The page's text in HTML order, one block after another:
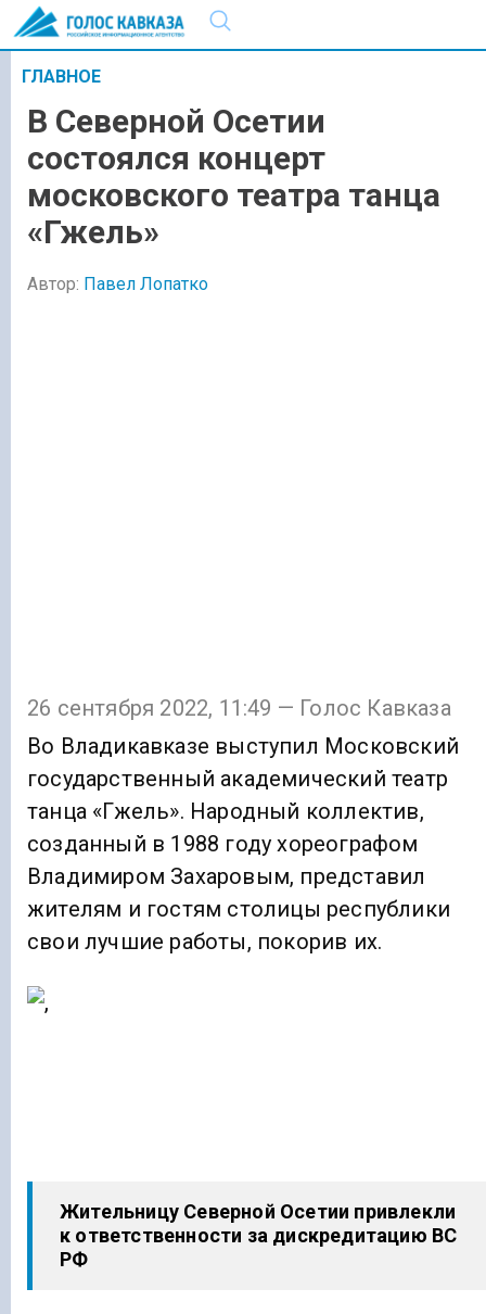
ГЛАВНОЕ
В Северной Осетии
состоялся концерт
московского театра танца
«Гжель»
Автор: Павел Лопатко
26 сентября 2022, 11:49 — Голос Кавказа
Во Владикавказе выступил Московский
государственный академический театр
танца «Гжель». Народный коллектив,
созданный в 1988 году хореографом
Владимиром Захаровым, представил
жителям и гостям столицы республики
свои лучшие работы, покорив их.
Жительницу Северной Осетии привлекли
к ответственности за дискредитацию ВС
РФ